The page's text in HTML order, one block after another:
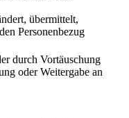
übermittelt,
Personenbezug
durch Vortäuschung
oder Weitergabe an